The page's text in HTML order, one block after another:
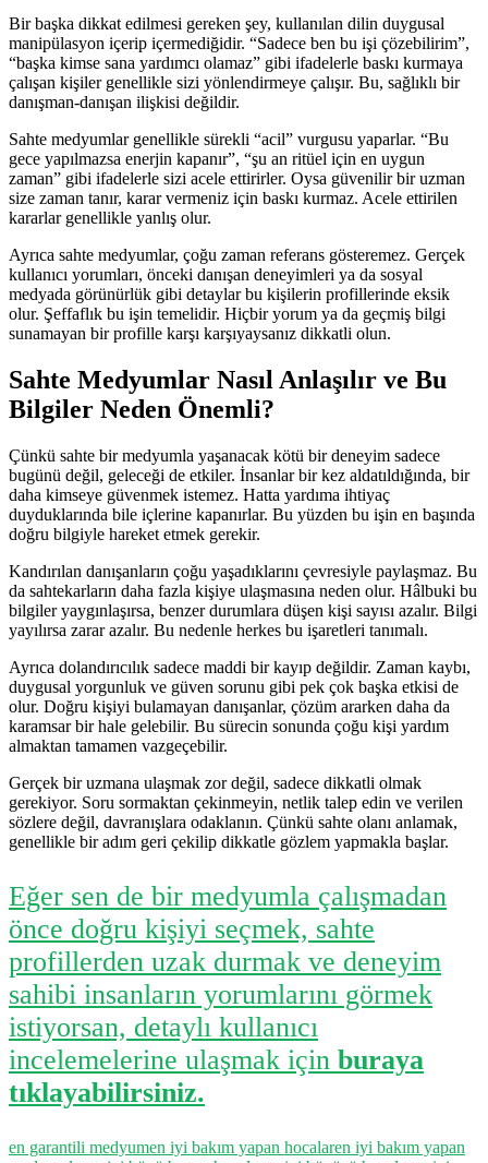
Bir başka dikkat edilmesi gereken şey, kullanılan dilin duygusal
manipülasyon içerip içermediğidir. “Sadece ben bu işi çözebilirim”,
“başka kimse sana yardımcı olamaz” gibi ifadelerle baskı kurmaya
çalışan kişiler genellikle sizi yönlendirmeye çalışır. Bu, sağlıklı bir
danışman-danışan ilişkisi değildir.
Sahte medyumlar genellikle sürekli “acil” vurgusu yaparlar. “Bu
gece yapılmazsa enerjin kapanır”, “şu an ritüel için en uygun
zaman” gibi ifadelerle sizi acele ettirirler. Oysa güvenilir bir uzman
size zaman tanır, karar vermeniz için baskı kurmaz. Acele ettirilen
kararlar genellikle yanlış olur.
Ayrıca sahte medyumlar, çoğu zaman referans gösteremez. Gerçek
kullanıcı yorumları, önceki danışan deneyimleri ya da sosyal
medyada görünürlük gibi detaylar bu kişilerin profillerinde eksik
olur. Şeffaflık bu işin temelidir. Hiçbir yorum ya da geçmiş bilgi
sunamayan bir profille karşı karşıyaysanız dikkatli olun.
Sahte Medyumlar Nasıl Anlaşılır ve Bu
Bilgiler Neden Önemli?
Çünkü sahte bir medyumla yaşanacak kötü bir deneyim sadece
bugünü değil, geleceği de etkiler. İnsanlar bir kez aldatıldığında, bir
daha kimseye güvenmek istemez. Hatta yardıma ihtiyaç
duyduklarında bile içlerine kapanırlar. Bu yüzden bu işin en başında
doğru bilgiyle hareket etmek gerekir.
Kandırılan danışanların çoğu yaşadıklarını çevresiyle paylaşmaz. Bu
da sahtekarların daha fazla kişiye ulaşmasına neden olur. Hâlbuki bu
bilgiler yaygınlaşırsa, benzer durumlara düşen kişi sayısı azalır. Bilgi
yayılırsa zarar azalır. Bu nedenle herkes bu işaretleri tanımalı.
Ayrıca dolandırıcılık sadece maddi bir kayıp değildir. Zaman kaybı,
duygusal yorgunluk ve güven sorunu gibi pek çok başka etkisi de
olur. Doğru kişiyi bulamayan danışanlar, çözüm ararken daha da
karamsar bir hale gelebilir. Bu sürecin sonunda çoğu kişi yardım
almaktan tamamen vazgeçebilir.
Gerçek bir uzmana ulaşmak zor değil, sadece dikkatli olmak
gerekiyor. Soru sormaktan çekinmeyin, netlik talep edin ve verilen
sözlere değil, davranışlara odaklanın. Çünkü sahte olanı anlamak,
genellikle bir adım geri çekilip dikkatle gözlem yapmakla başlar.
Eğer sen de bir medyumla çalışmadan
önce doğru kişiyi seçmek, sahte
profillerden uzak durmak ve deneyim
sahibi insanların yorumlarını görmek
istiyorsan, detaylı kullanıcı
incelemelerine ulaşmak için buraya
tıklayabilirsiniz.
en garantili medyumen iyi bakım yapan hocalaren iyi bakım yapan